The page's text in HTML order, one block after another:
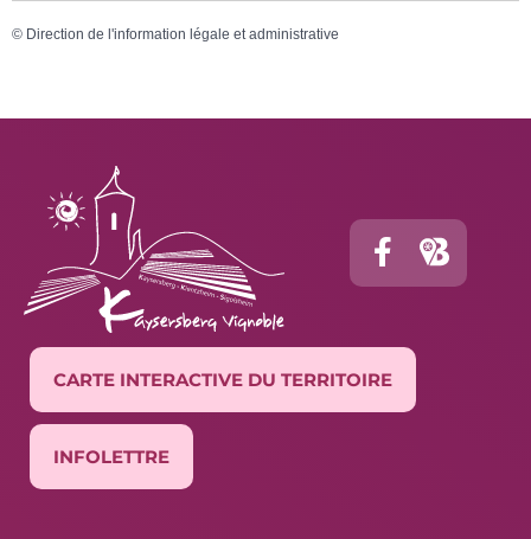
© Direction de l'information légale et administrative
CARTE INTERACTIVE DU TERRITOIRE
INFOLETTRE